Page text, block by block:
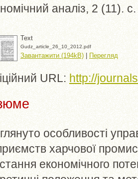
аналіз, 2 (11).
Text
Gudz_article_26_10_2012.pdf
Завантажити (194kB) | Перегляд
URL: http://
особливості
харчової
економічного